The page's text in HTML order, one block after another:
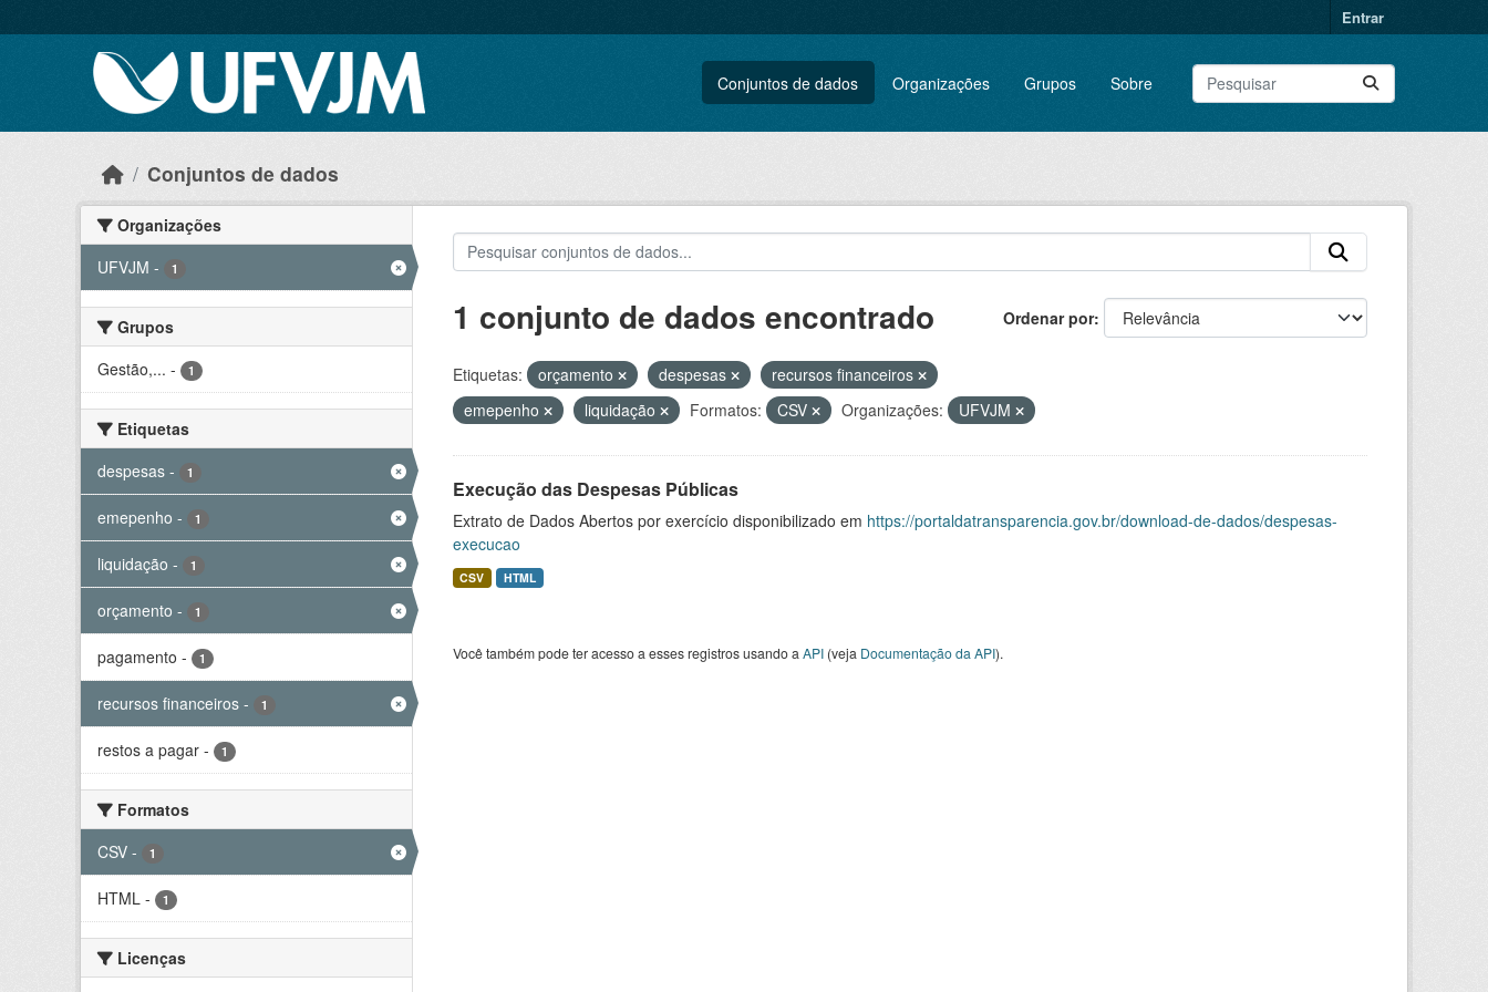
Entrar
Conjuntos de dados Organizações Grupos Sobre
Conjuntos de dados
Organizações
UFVJM - 1
Grupos
Gestão,... - 1
Etiquetas
despesas - 1
emepenho - 1
liquidação - 1
orçamento - 1
pagamento - 1
recursos financeiros - 1
restos a pagar - 1
Formatos
CSV - 1
HTML - 1
Licenças
Ordenar por
1 conjunto de dados encontrado
Etiquetas: orçamento despesas
recursos financeiros
emepenho
liquidação Formatos: CSV Organizações: UFVJM
Execução das Despesas Públicas
Extrato de Dados Abertos por exercício disponibilizado em https://portaldatransparencia.gov.br/download-de-dados/despesas-
execucao
CSV HTML
Você também pode ter acesso a esses registros usando a API(veja Documentação da API).